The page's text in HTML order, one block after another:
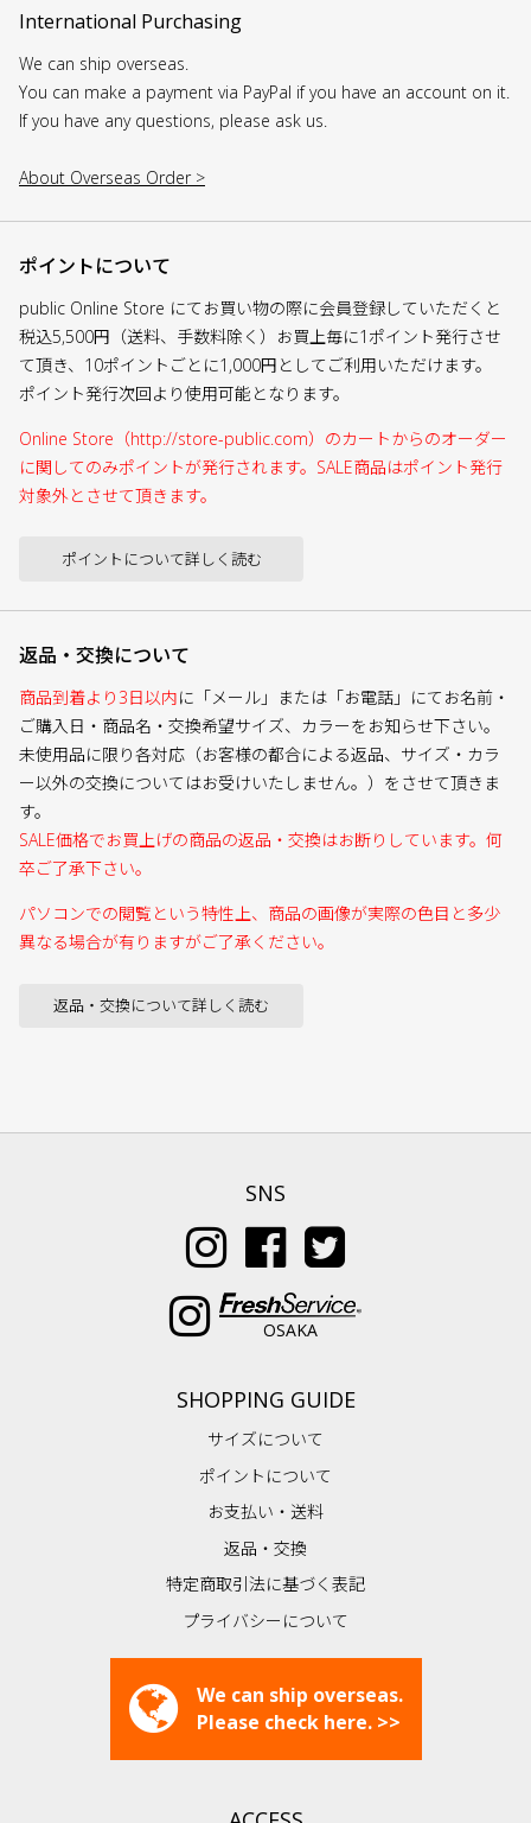
International Purchasing
We can ship overseas.
You can make a payment via PayPal if you have an account on it.
If you have any questions, please ask us.
About Overseas Order >
ポイントについて
public Online Store にてお買い物の際に会員登録していただくと
税込5,500円（送料、手数料除く）お買上毎に1ポイント発行させ
て頂き、10ポイントごとに1,000円としてご利用いただけます。
ポイント発行次回より使用可能となります。
Online Store（http://store-public.com）のカートからのオーダー
に関してのみポイントが発行されます。SALE商品はポイント発行
対象外とさせて頂きます。
ポイントについて詳しく読む
返品・交換について
商品到着より3日以内に「メール」または「お電話」にてお名前・
ご購入日・商品名・交換希望サイズ、カラーをお知らせ下さい。
未使用品に限り各対応（お客様の都合による返品、サイズ・カラ
ー以外の交換についてはお受けいたしません。）をさせて頂きま
す。
SALE価格でお買上げの商品の返品・交換はお断りしています。何
卒ご了承下さい。
パソコンでの閲覧という特性上、商品の画像が実際の色目と多少
異なる場合が有りますがご了承ください。
返品・交換について詳しく読む
SNS
OSAKA
SHOPPING GUIDE
サイズについて
ポイントについて
お支払い・送料
返品・交換
特定商取引法に基づく表記
プライバシーについて
We can ship overseas.
Please check here. >>